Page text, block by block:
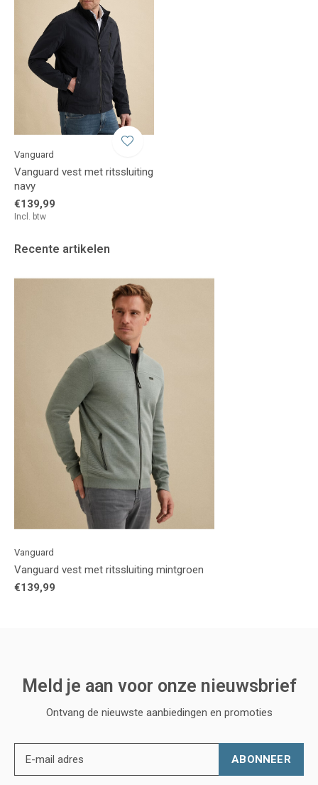
Vanguard
Vanguard vest met ritssluiting
navy
€139,99
Incl. btw
Recente artikelen
Vanguard
Vanguard vest met ritssluiting mintgroen
€139,99
Meld je aan voor onze nieuwsbrief
Ontvang de nieuwste aanbiedingen en promoties
ABONNEER